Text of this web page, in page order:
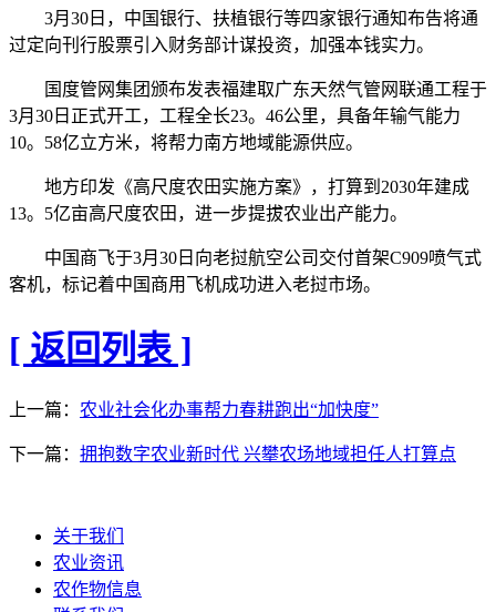
3月30日，中国银行、扶植银行等四家银行通知布告将通
过定向刊行股票引入财务部计谋投资，加强本钱实力。
国度管网集团颁布发表福建取广东天然气管网联通工程于
3月30日正式开工，工程全长23。46公里，具备年输气能力
10。58亿立方米，将帮力南方地域能源供应。
地方印发《高尺度农田实施方案》，打算到2030年建成
13。5亿亩高尺度农田，进一步提拔农业出产能力。
中国商飞于3月30日向老挝航空公司交付首架C909喷气式
客机，标记着中国商用飞机成功进入老挝市场。
[ 返回列表 ]
上一篇： 农业社会化办事帮力春耕跑出“加快度”
下一篇： 拥抱数字农业新时代 兴攀农场地域担任人打算点
关于我们
农业资讯
农作物信息